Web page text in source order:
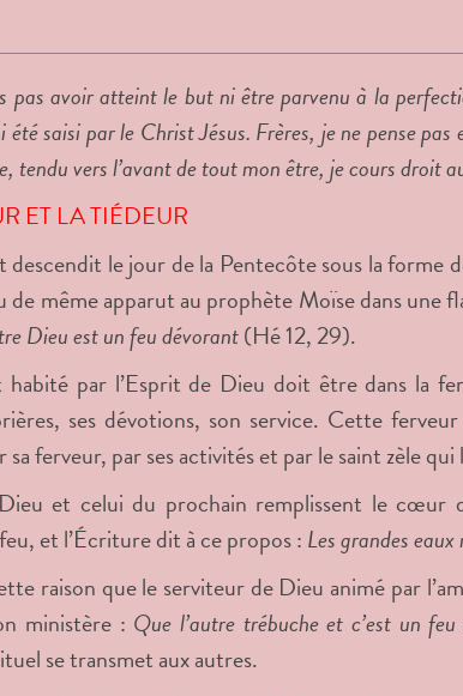
pas avoir atteint le but ni être parvenu à la
été saisi par le Christ Jésus. Frères, je ne pense pas
tendu vers l’avant de tout mon être, je cours droit
ET LA TIÉDEUR
descendit le jour de la Pentecôte sous la forme
de même apparut au prophète Moïse dans une
Dieu est un feu dévorant(Hé 12, 29).
habité par l’Esprit de Dieu doit être dans la
ses dévotions, son service. Cette
sa ferveur, par ses activités et par le saint zèle qui
et celui du prochain remplissent le cœur
et l’Écriture dit à ce propos : Les grandes
raison que le serviteur de Dieu animé par
ministère : Que l’autre trébuche et c’est un
se transmet aux autres.